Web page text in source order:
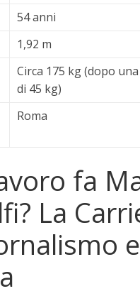
54 anni
1,92 m
Circa 175 kg (dopo
di 45 kg)
Roma
fa
La
e